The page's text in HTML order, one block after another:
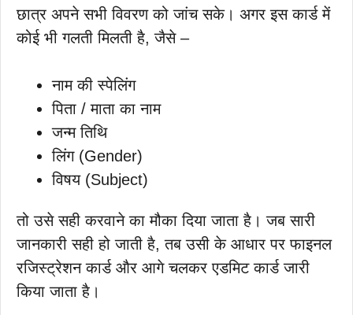
छात्र अपने सभी विवरण को जांच सके। अगर इस कार्ड में
कोई भी गलती मिलती है, जैसे –
नाम की स्पेलिंग
पिता / माता का नाम
जन्म तिथि
लिंग (Gender)
विषय (Subject)
तो उसे सही करवाने का मौका दिया जाता है। जब सारी
जानकारी सही हो जाती है, तब उसी के आधार पर फाइनल
रजिस्ट्रेशन कार्ड और आगे चलकर एडमिट कार्ड जारी
किया जाता है।